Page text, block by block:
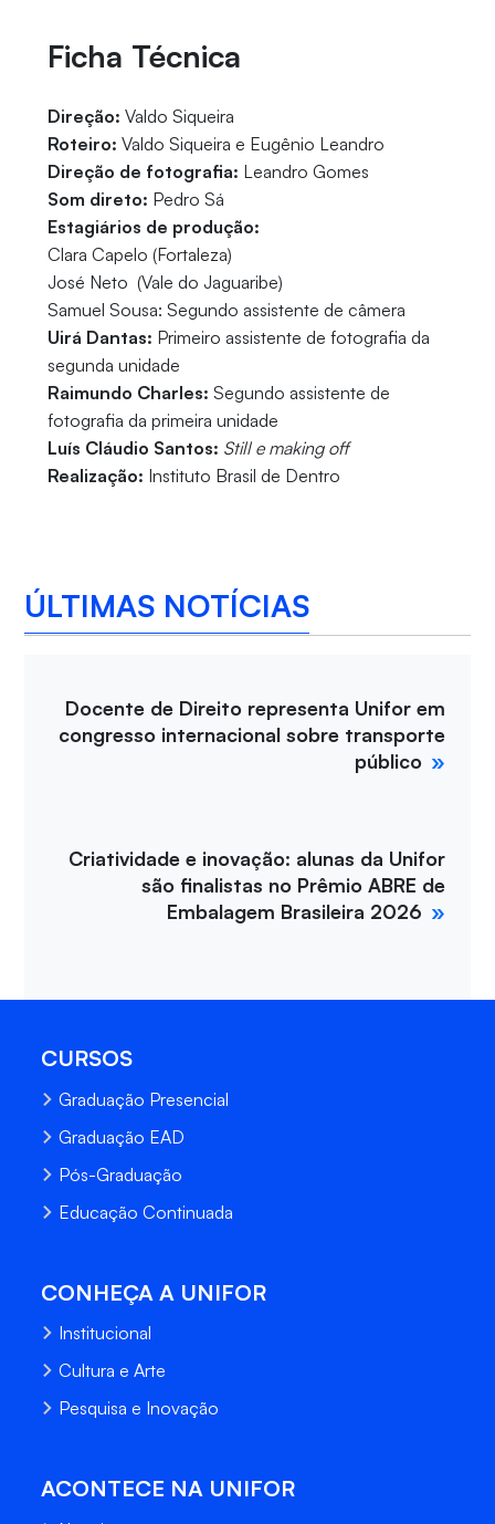
Ficha Técnica
Direção: Valdo Siqueira
Roteiro: Valdo Siqueira e Eugênio Leandro
Direção de fotografia: Leandro Gomes
Som direto: Pedro Sá
Estagiários de produção:
Clara Capelo (Fortaleza)
José Neto (Vale do Jaguaribe)
Samuel Sousa: Segundo assistente de câmera
Uirá Dantas: Primeiro assistente de fotografia da
segunda unidade
Raimundo Charles: Segundo assistente de
fotografia da primeira unidade
Luís Cláudio Santos: Still e making off
Realização: Instituto Brasil de Dentro
ÚLTIMAS NOTÍCIAS
Docente de Direito representa Unifor em
congresso internacional sobre transporte
público
Criatividade e inovação: alunas da Unifor
são finalistas no Prêmio ABRE de
Embalagem Brasileira 2026
CURSOS
Graduação Presencial
Graduação EAD
Pós-Graduação
Educação Continuada
CONHEÇA A UNIFOR
Institucional
Cultura e Arte
Pesquisa e Inovação
ACONTECE NA UNIFOR